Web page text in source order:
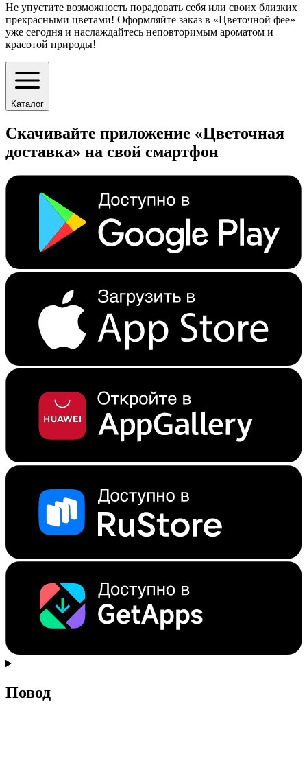
Не упустите возможность порадовать себя или своих близких
прекрасными цветами! Оформляйте заказ в «Цветочной фее»
уже сегодня и наслаждайтесь неповторимым ароматом и
красотой природы!
Каталог
Скачивайте приложение «Цветочная
доставка» на свой смартфон
Повод